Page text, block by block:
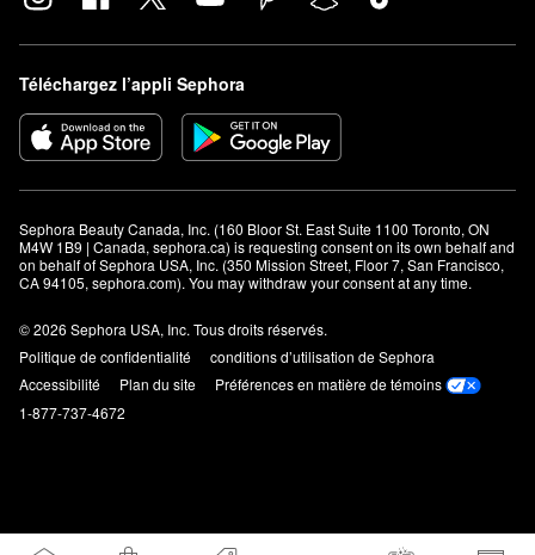
Téléchargez l’appli Sephora
Sephora Beauty Canada, Inc. (160 Bloor St. East Suite 1100 Toronto, ON
M4W 1B9 | Canada, sephora.ca) is requesting consent on its own behalf and
on behalf of Sephora USA, Inc. (350 Mission Street, Floor 7, San Francisco,
CA 94105, sephora.com). You may withdraw your consent at any time.
© 2026 Sephora USA, Inc. Tous droits réservés.
Politique de confidentialité
conditions d’utilisation de Sephora
Accessibilité
Plan du site
Préférences en matière de témoins
1-877-737-4672